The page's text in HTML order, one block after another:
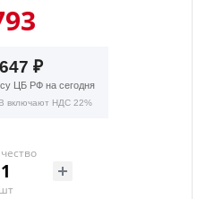
₽
ЦБ РФ на сегодня
включают НДС 22%
шт